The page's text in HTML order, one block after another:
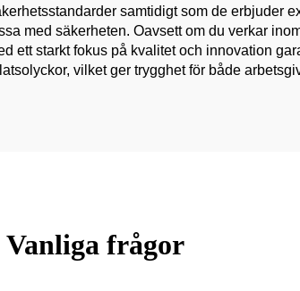
samtidigt som de erbjuder
med säkerheten. Oavsett om du verkar
ett starkt fokus på kvalitet och innovation
vilket ger trygghet för både
Vanliga frågor